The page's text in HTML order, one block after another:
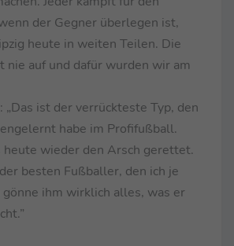
der Gegner überlegen ist,
heute in weiten Teilen. Die
nie auf und dafür wurden wir am
„Das ist der verrückteste Typ, den
habe im Profifußball.
heute wieder den Arsch gerettet.
besten Fußballer, den ich je
ihm wirklich alles, was er